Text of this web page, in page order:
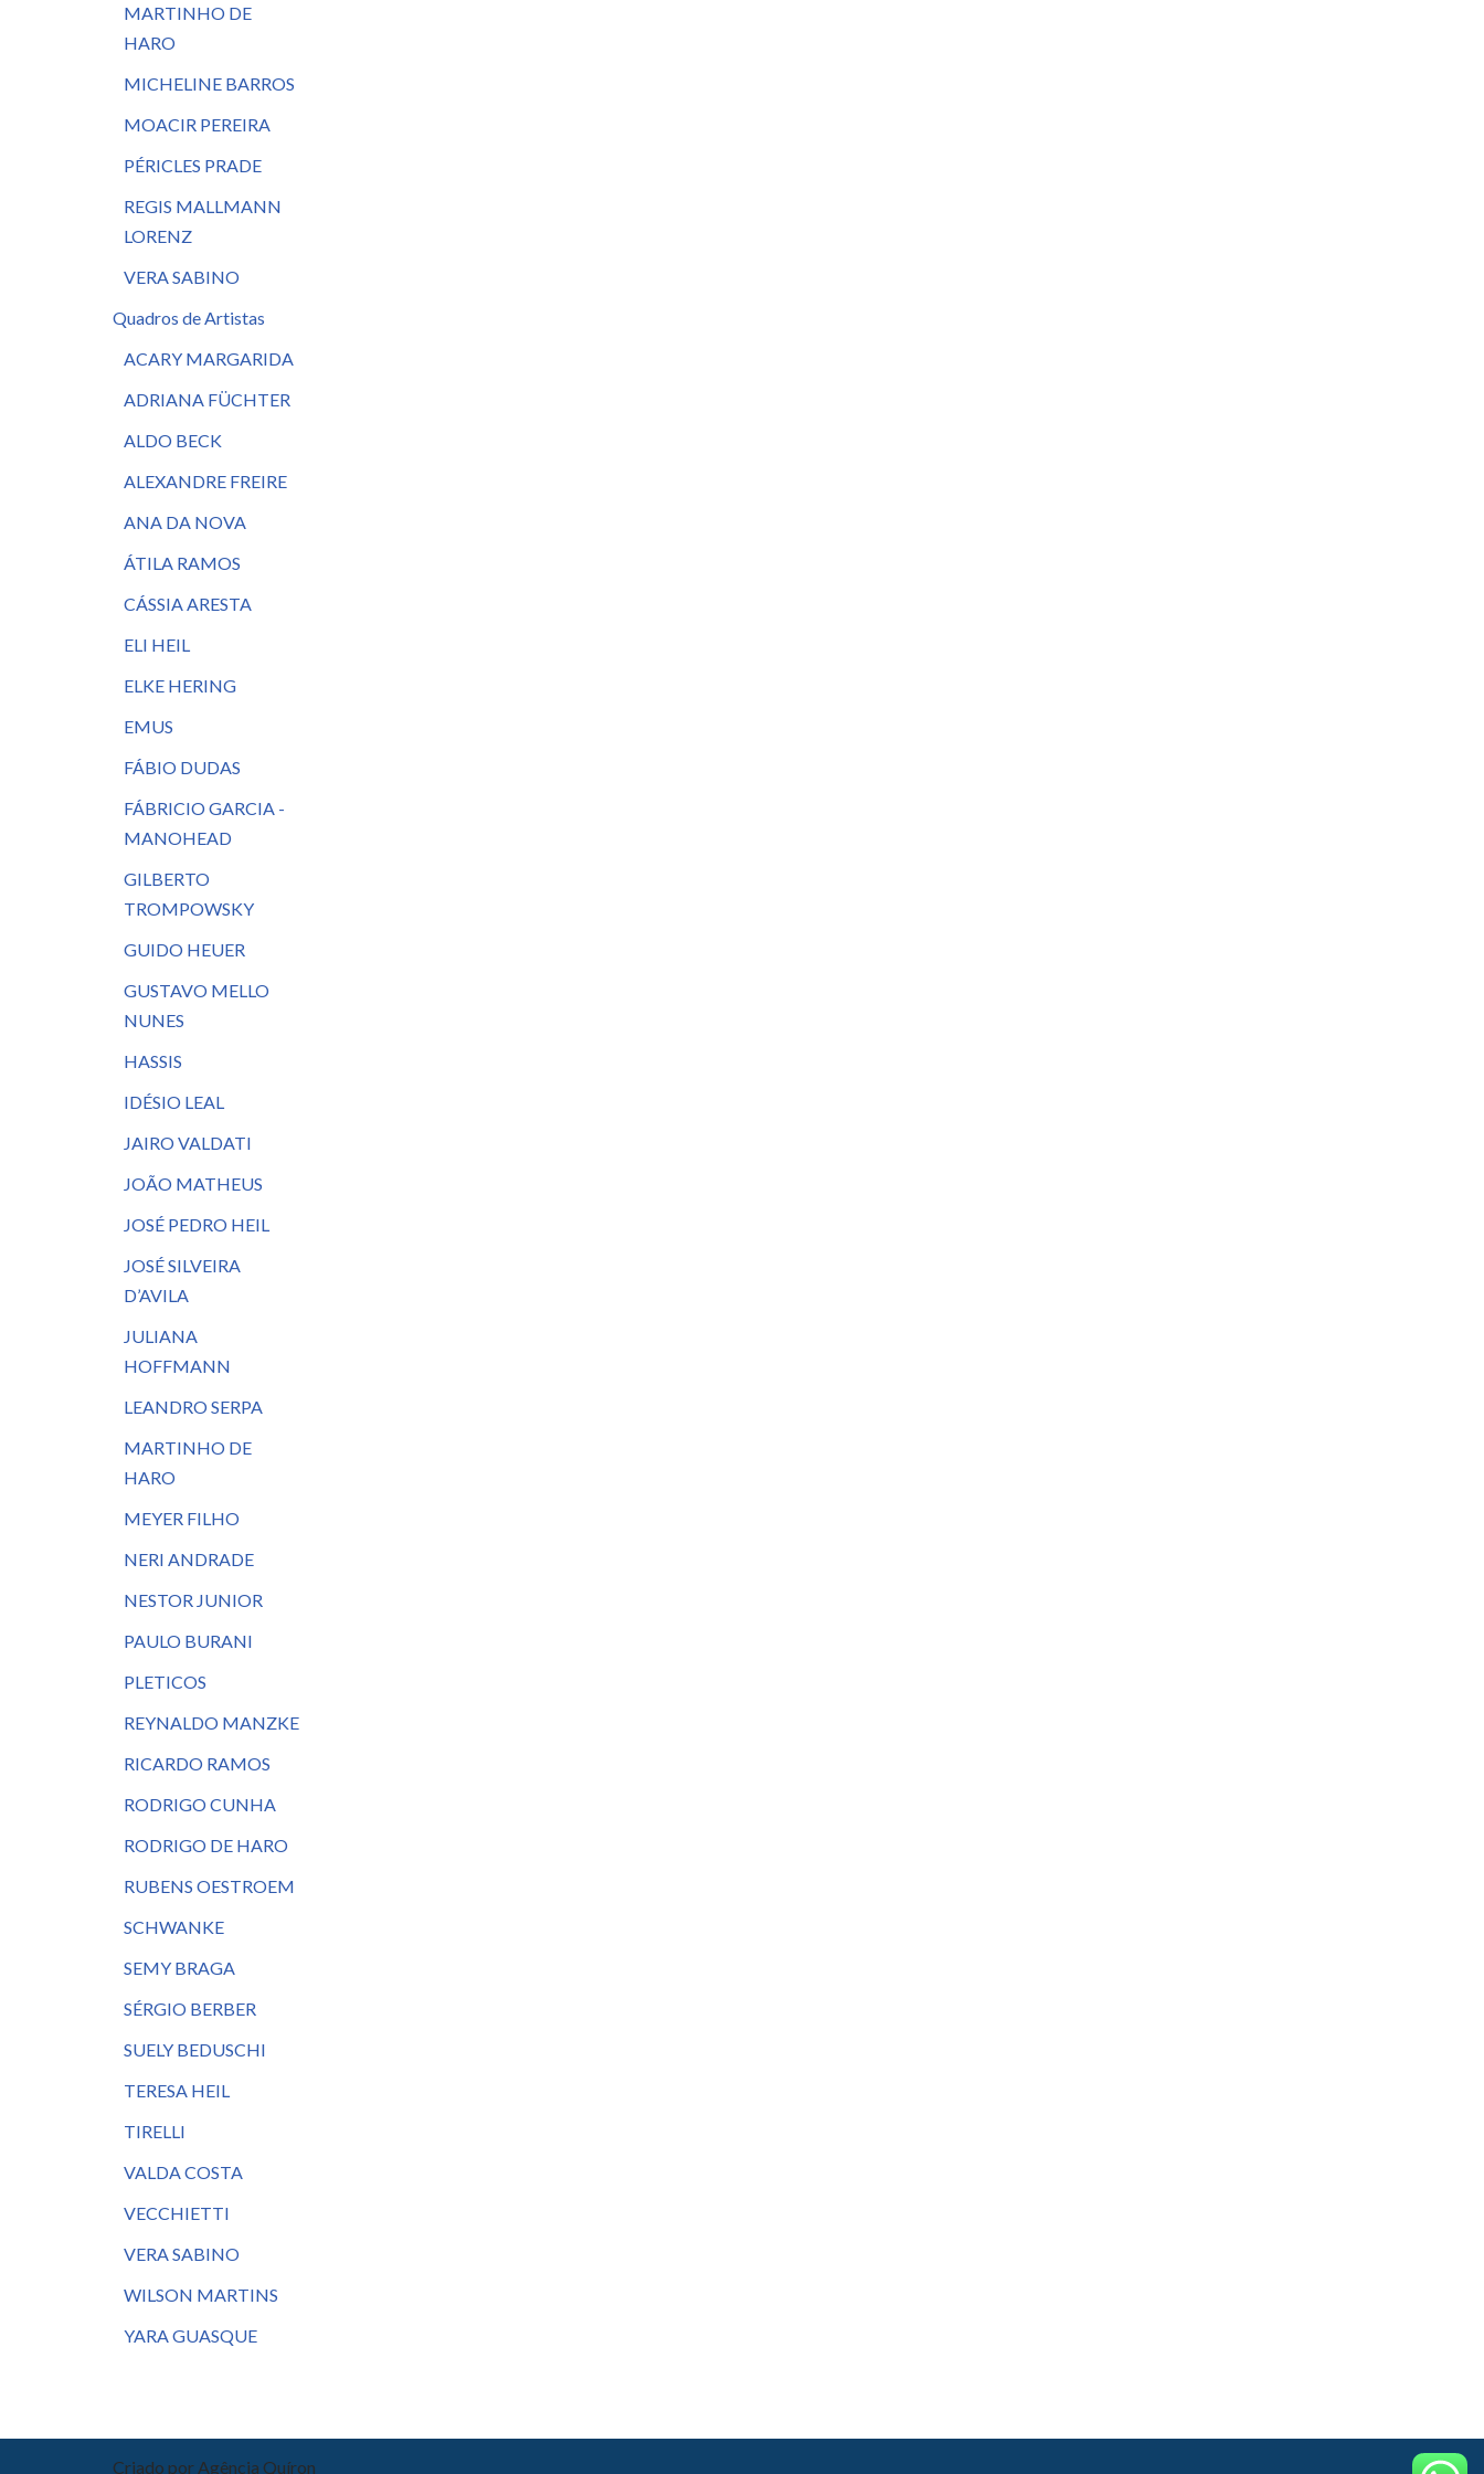
MARTINHO DE
HARO
MICHELINE BARROS
MOACIR PEREIRA
PÉRICLES PRADE
REGIS MALLMANN
LORENZ
VERA SABINO
Quadros de Artistas
ACARY MARGARIDA
ADRIANA FÜCHTER
ALDO BECK
ALEXANDRE FREIRE
ANA DA NOVA
ÁTILA RAMOS
CÁSSIA ARESTA
ELI HEIL
ELKE HERING
EMUS
FÁBIO DUDAS
FÁBRICIO GARCIA -
MANOHEAD
GILBERTO
TROMPOWSKY
GUIDO HEUER
GUSTAVO MELLO
NUNES
HASSIS
IDÉSIO LEAL
JAIRO VALDATI
JOÃO MATHEUS
JOSÉ PEDRO HEIL
JOSÉ SILVEIRA
D’AVILA
JULIANA
HOFFMANN
LEANDRO SERPA
MARTINHO DE
HARO
MEYER FILHO
NERI ANDRADE
NESTOR JUNIOR
PAULO BURANI
PLETICOS
REYNALDO MANZKE
RICARDO RAMOS
RODRIGO CUNHA
RODRIGO DE HARO
RUBENS OESTROEM
SCHWANKE
SEMY BRAGA
SÉRGIO BERBER
SUELY BEDUSCHI
TERESA HEIL
TIRELLI
VALDA COSTA
VECCHIETTI
VERA SABINO
WILSON MARTINS
YARA GUASQUE
Criado por Agência Quíron